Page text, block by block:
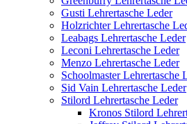
Gusti Lehrertasche Leder
Holzrichter Lehrertasche
Leabags Lehrertasche Leder
Leconi Lehrertasche Leder
Menzo Lehrertasche Leder
Schoolmaster Lehrertasche
Sid Vain Lehrertasche Leder
Stilord Lehrertasche Leder
Kronos Stilord